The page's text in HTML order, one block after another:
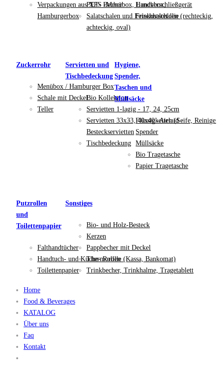
Verpackungen aus XPS -Menübox, Lunchbox,
Hamburgerbox
PET- Becher
Salatschalen und Feinkostschalen (rechteckig,
achteckig, oval)
Handverschließgerät
Frischhaltefolie
Zuckerrohr
Menübox / Hamburger Box
Schale mit Deckel
Teller
Servietten und
Tischbedeckung
Bio Kollektion
Servietten 1-lagig - 17, 24, 25cm
Servietten 33x33, 40x40 -Airlaid -
Besteckservietten
Tischbedeckung
Hygiene,
Spender,
Taschen und
Müllsäcke
Flüssigkeiten (Seife,
Spender
Müllsäcke
Bio Tragetasche
Papier Tragetasche
Putzrollen
und
Toilettenpapier
Falthandtücher
Handtuch- und Küche- Rollen
Toilettenpapier
Sonstiges
Bio- und Holz-Besteck
Kerzen
Pappbecher mit Deckel
Thermorolle (Kassa, Bankomat)
Trinkbecher, Trinkhalme, Tragetablett
Home
Food & Beverages
KATALOG
Über uns
Faq
Kontakt